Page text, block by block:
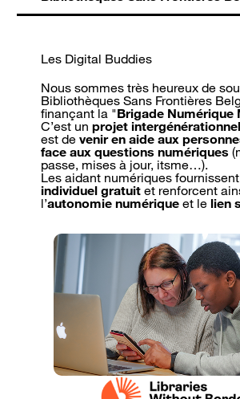
Les Digital Buddies
Nous sommes très heureux de
Bibliothèques Sans Frontières
finançant la "Brigade Numérique
C’est un projet intergénérationnel
est de venir en aide aux
face aux questions numériques
passe, mises à jour, itsme…).
Les aidant numériques
individuel gratuitet renforcent
l’autonomie numériqueet le lien